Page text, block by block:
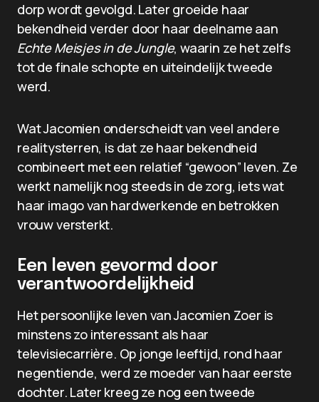
dorp wordt gevolgd. Later groeide haar
bekendheid verder door haar deelname aan
Echte Meisjes in de Jungle, waarin ze het zelfs
tot de finale schopte en uiteindelijk tweede
werd.
Wat Jacomien onderscheidt van veel andere
realitysterren, is dat ze haar bekendheid
combineert met een relatief “gewoon” leven. Ze
werkt namelijk nog steeds in de zorg, iets wat
haar imago van hardwerkende en betrokken
vrouw versterkt.
Een leven gevormd door
verantwoordelijkheid
Het persoonlijke leven van Jacomien Zoer is
minstens zo interessant als haar
televisiecarrière. Op jonge leeftijd, rond haar
negentiende, werd ze moeder van haar eerste
dochter. Later kreeg ze nog een tweede